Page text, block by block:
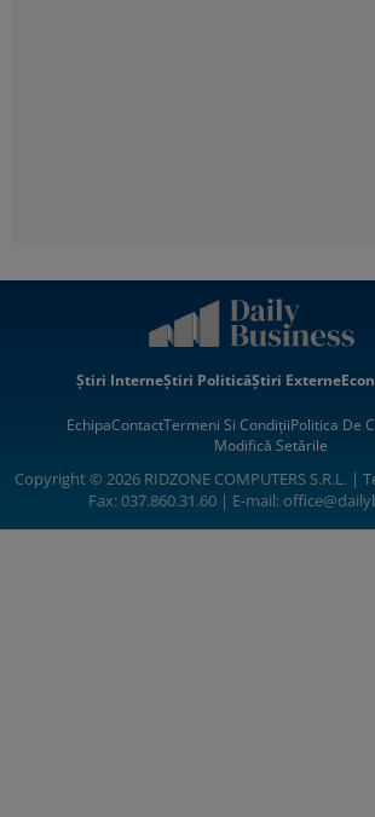
Știri InterneȘtiri PoliticăȘtiri Externe
EchipaContactTermeni Si CondițiiPolitica De
Modifică Setările
Copyright © 2026 RIDZONE COMPUTERS S.R.L. |
Fax: 037.860.31.60 | E-mail: